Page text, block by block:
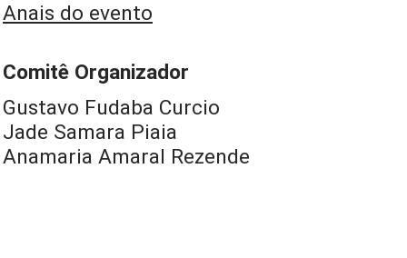
Anais do evento
Comitê Organizador
Gustavo Fudaba Curcio
Jade Samara Piaia
Anamaria Amaral Rezende